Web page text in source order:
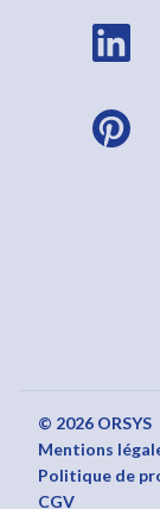
© 2026 ORSYS
Mentions
Politique de
CGV